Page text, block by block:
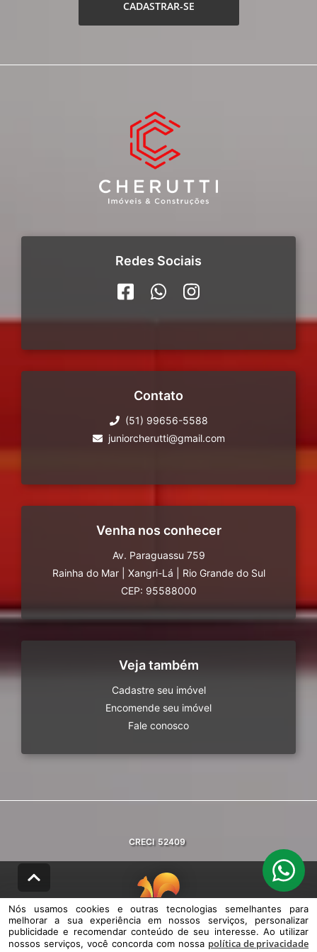
CADASTRAR-SE
Redes Sociais
Contato
(51) 99656-5588
juniorcherutti@gmail.com
Venha nos conhecer
Av. Paraguassu 759
Rainha do Mar
Xangri-Lá
Rio Grande do Sul
CEP: 95588000
Veja também
Cadastre seu imóvel
Encomende seu imóvel
Fale conosco
CRECI 52409
© DESENVOLVIDO PELAAGIL.NET
Nós usamos cookies e outras tecnologias semelhantes para melhorar a
Nós usamos cookies e outras tecnologias semelhantes para
melhorar a sua experiência em nossos serviços, personalizar
publicidade e recomendar conteúdo de seu interesse. Ao utilizar
nossos serviços, você concorda com nossa política de privacidade